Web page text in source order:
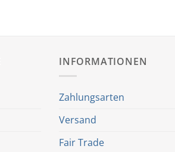
INFORMATIONEN
Zahlungsarten
Versand
Fair Trade